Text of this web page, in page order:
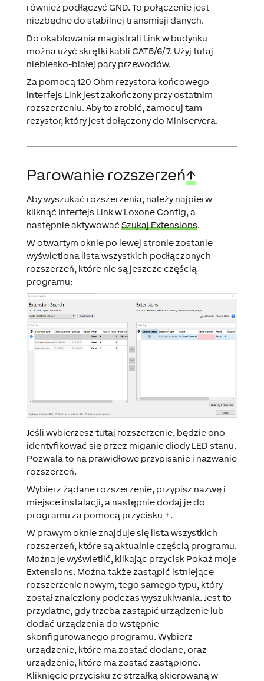
również podłączyć GND. To połączenie jest
niezbędne do stabilnej transmisji danych.
Do okablowania magistrali Link w budynku
można użyć skrętki kabli CAT5/6/7. Użyj tutaj
niebiesko-białej pary przewodów.
Za pomocą 120 Ohm rezystora końcowego
interfejs Link jest zakończony przy ostatnim
rozszerzeniu. Aby to zrobić, zamocuj tam
rezystor, który jest dołączony do Miniservera.
Parowanie rozszerzeń↑
Aby wyszukać rozszerzenia, należy najpierw
kliknąć interfejs Link w Loxone Config, a
następnie aktywować Szukaj Extensions.
W otwartym oknie po lewej stronie zostanie
wyświetlona lista wszystkich podłączonych
rozszerzeń, które nie są jeszcze częścią
programu:
Jeśli wybierzesz tutaj rozszerzenie, będzie ono
identyfikować sięprzez miganie diody LED stanu.
Pozwala to na prawidłowe przypisanie i nazwanie
rozszerzeń.
Wybierz żądane rozszerzenie, przypisz nazwę i
miejsce instalacji, a następnie dodaj je do
programu za pomocą przycisku +.
W prawym oknie znajduje się lista wszystkich
rozszerzeń, które są aktualnie częścią programu.
Można je wyświetlić, klikając przycisk Pokaż moje
Extensions. Można także zastąpić istniejące
rozszerzenie nowym, tego samego typu, który
został znaleziony podczas wyszukiwania. Jest to
przydatne, gdy trzeba zastąpić urządzenie lub
dodać urządzenia do wstępnie
skonfigurowanego programu. Wybierz
urządzenie, które ma zostać dodane, oraz
urządzenie, które ma zostać zastąpione.
Kliknięcie przycisku ze strzałką skierowaną w